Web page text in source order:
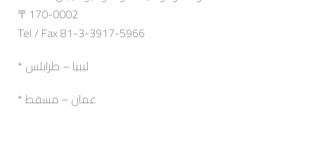
〒170-0002
Tel / Fax 81-3-3917-5966
* ليبيا – طرابلس
* عمان – مسقط